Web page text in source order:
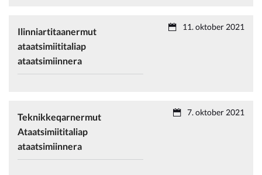
Ilinniartitaanermut
ataatsimiititaliap
ataatsimiinnera
11. oktober 2021
Teknikkeqarnermut
Ataatsimiititaliap
ataatsimiinnera
7. oktober 2021